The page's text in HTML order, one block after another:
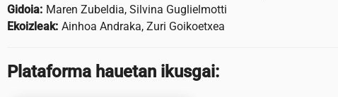
Gidoia: Maren Zubeldia, Silvina Guglielmotti
Ekoizleak: Ainhoa Andraka, Zuri Goikoetxea
Plataforma hauetan ikusgai: